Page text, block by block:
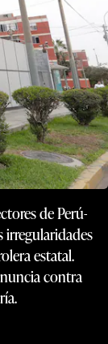
de Perú-
irregularidades
estatal.
contra